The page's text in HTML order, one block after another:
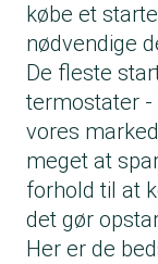
købe et
nødvendige
De fleste
termostater -
vores
meget at
forhold til at
det gør
Her er de